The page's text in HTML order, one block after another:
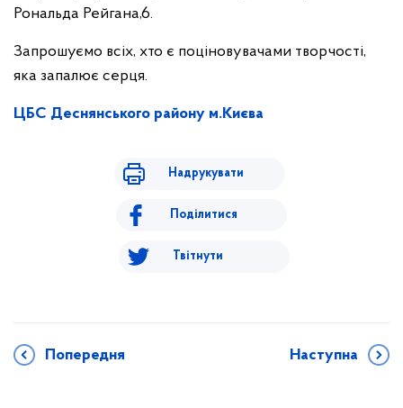
Рональда Рейгана,6.
Запрошуємо всіх, хто є поціновувачами творчості,
яка запалює серця.
ЦБС Деснянського району м.Києва
Надрукувати
Поділитися
Твітнути
Попередня Наступна